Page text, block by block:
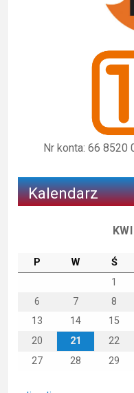
Nr konta: 66 8520
Kalendarz
P W Ś
1
6
7 8
13
14 15
20
21 22
27
28 29